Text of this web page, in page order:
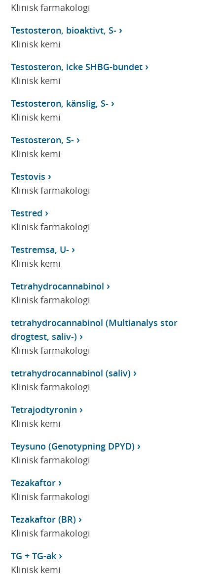
Klinisk farmakologi
Testosteron, bioaktivt, S-
Klinisk kemi
Testosteron, icke SHBG-bundet
Klinisk kemi
Testosteron, känslig, S-
Klinisk kemi
Testosteron, S-
Klinisk kemi
Testovis
Klinisk farmakologi
Testred
Klinisk farmakologi
Testremsa, U-
Klinisk kemi
Tetrahydrocannabinol
Klinisk farmakologi
tetrahydrocannabinol (Multianalys stor
drogtest, saliv-)
Klinisk farmakologi
tetrahydrocannabinol (saliv)
Klinisk farmakologi
Tetrajodtyronin
Klinisk kemi
Teysuno (Genotypning DPYD)
Klinisk farmakologi
Tezakaftor
Klinisk farmakologi
Tezakaftor (BR)
Klinisk farmakologi
TG + TG-ak
Klinisk kemi